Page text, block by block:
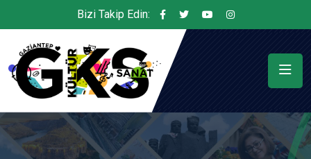
Bizi Takip Edin: